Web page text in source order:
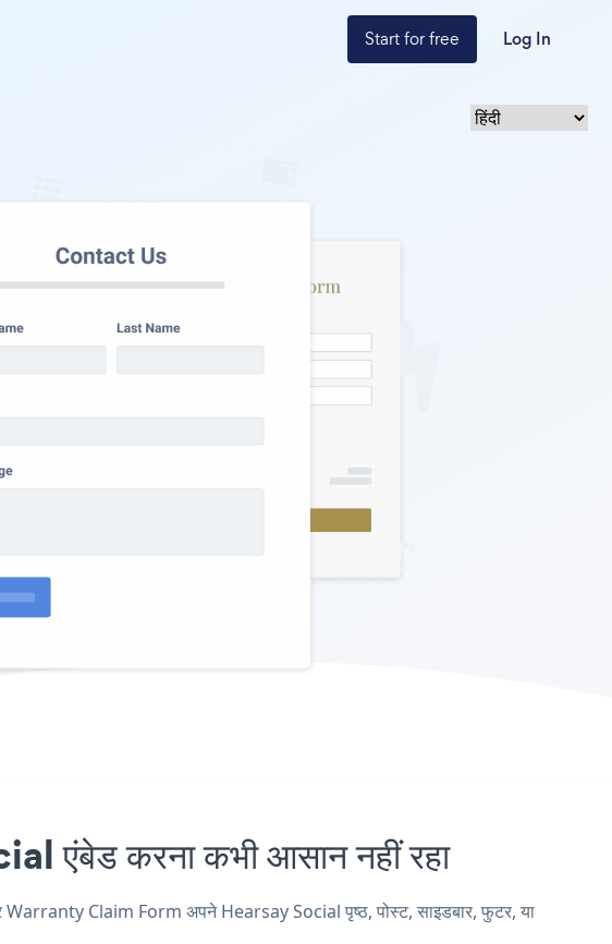
Start for free Log In
करना कभी आसान नहीं रहा
Claim Form अपने Hearsay Social पृष्ठ, पोस्ट, साइडबार, फुटर, या